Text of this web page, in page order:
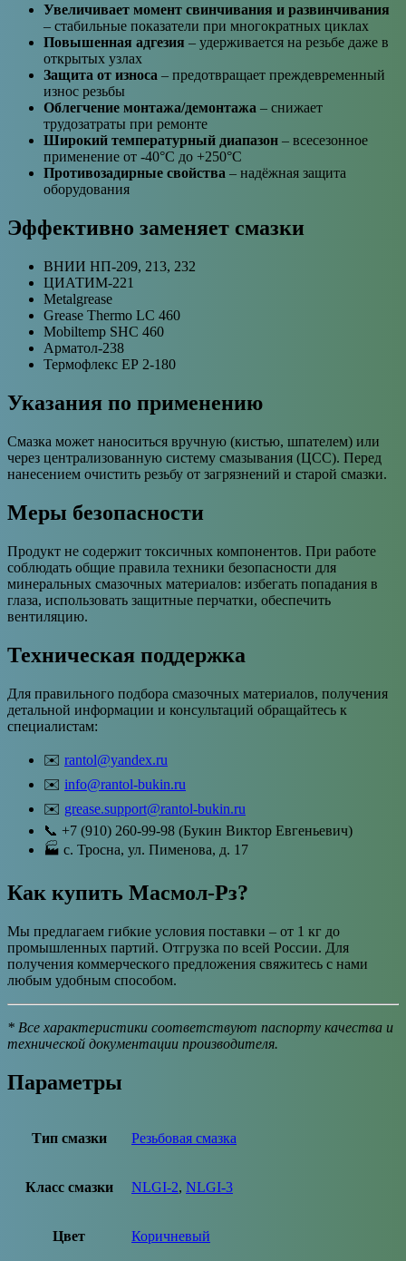
Увеличивает момент свинчивания и развинчивания
– стабильные показатели при многократных циклах
Повышенная адгезия – удерживается на резьбе даже в
открытых узлах
Защита от износа – предотвращает преждевременный
износ резьбы
Облегчение монтажа/демонтажа – снижает
трудозатраты при ремонте
Широкий температурный диапазон – всесезонное
применение от -40°C до +250°C
Противозадирные свойства – надёжная защита
оборудования
Эффективно заменяет смазки
ВНИИ НП-209, 213, 232
ЦИАТИМ-221
Metalgrease
Grease Thermo LC 460
Mobiltemp SHC 460
Арматол-238
Термофлекс ЕР 2-180
Указания по применению
Смазка может наноситься вручную (кистью, шпателем) или
через централизованную систему смазывания (ЦСС). Перед
нанесением очистить резьбу от загрязнений и старой смазки.
Меры безопасности
Продукт не содержит токсичных компонентов. При работе
соблюдать общие правила техники безопасности для
минеральных смазочных материалов: избегать попадания в
глаза, использовать защитные перчатки, обеспечить
вентиляцию.
Техническая поддержка
Для правильного подбора смазочных материалов, получения
детальной информации и консультаций обращайтесь к
специалистам:
✉️ rantol@yandex.ru
✉️ info@rantol-bukin.ru
✉️ grease.support@rantol-bukin.ru
📞 +7 (910) 260-99-98 (Букин Виктор Евгеньевич)
🏭 с. Тросна, ул. Пименова, д. 17
Как купить Масмол-Рз?
Мы предлагаем гибкие условия поставки – от 1 кг до
промышленных партий. Отгрузка по всей России. Для
получения коммерческого предложения свяжитесь с нами
любым удобным способом.
* Все характеристики соответствуют паспорту качества и
технической документации производителя.
Параметры
Тип смазки Резьбовая смазка
Класс смазки NLGI-2, NLGI-3
Цвет Коричневый